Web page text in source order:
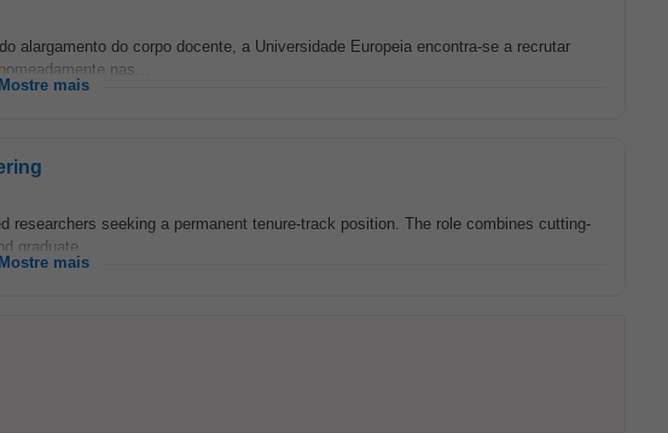
do corpo docente, a Universidade Europeia encontra-se a recrutar
nas...
Mostre mais
seeking a permanent tenure-track position. The role combines cutting-
graduate...
Mostre mais